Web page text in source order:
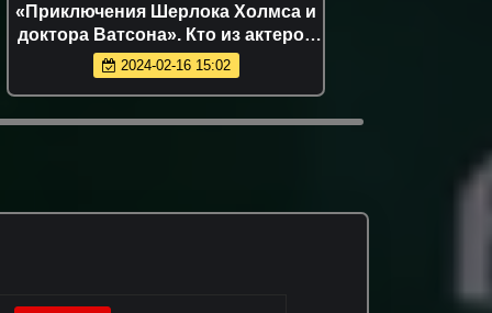
«Приключения Шерлока Холмса и
доктора Ватсона». Кто из актеров
фильма жив? Прошло 44 года с
премьеры фильма.
2024-02-16 15:02